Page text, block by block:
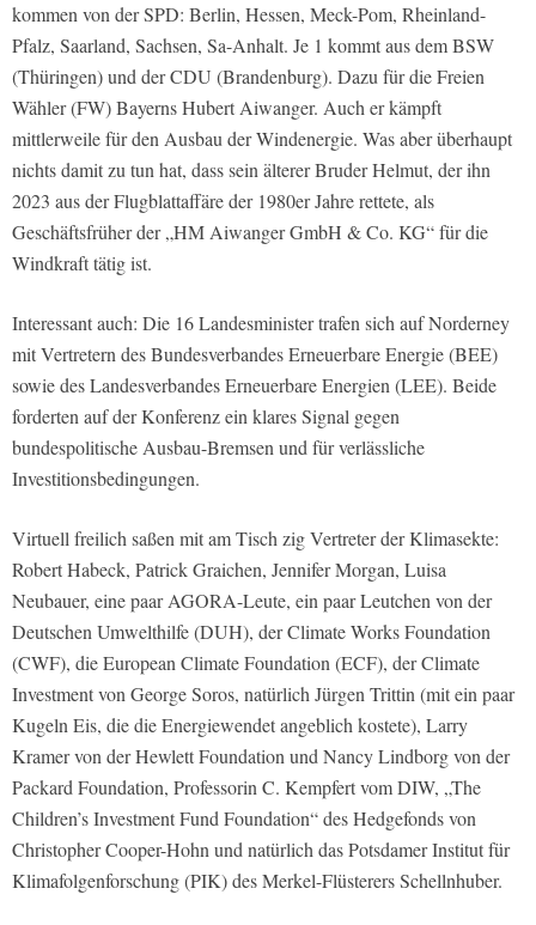
kommen von der SPD: Berlin, Hessen, Meck-Pom, Rheinland-
Pfalz, Saarland, Sachsen, Sa-Anhalt. Je 1 kommt aus dem BSW
(Thüringen) und der CDU (Brandenburg). Dazu für die Freien
Wähler (FW) Bayerns Hubert Aiwanger. Auch er kämpft
mittlerweile für den Ausbau der Windenergie. Was aber überhaupt
nichts damit zu tun hat, dass sein älterer Bruder Helmut, der ihn
2023 aus der Flugblattaffäre der 1980er Jahre rettete, als
Geschäftsfrüher der „HM Aiwanger GmbH & Co. KG“ für die
Windkraft tätig ist.
Interessant auch: Die 16 Landesminister trafen sich auf Norderney
mit Vertretern des Bundesverbandes Erneuerbare Energie (BEE)
sowie des Landesverbandes Erneuerbare Energien (LEE). Beide
forderten auf der Konferenz ein klares Signal gegen
bundespolitische Ausbau-Bremsen und für verlässliche
Investitionsbedingungen.
Virtuell freilich saßen mit am Tisch zig Vertreter der Klimasekte:
Robert Habeck, Patrick Graichen, Jennifer Morgan, Luisa
Neubauer, eine paar AGORA-Leute, ein paar Leutchen von der
Deutschen Umwelthilfe (DUH), der Climate Works Foundation
(CWF), die European Climate Foundation (ECF), der Climate
Investment von George Soros, natürlich Jürgen Trittin (mit ein paar
Kugeln Eis, die die Energiewendet angeblich kostete), Larry
Kramer von der Hewlett Foundation und Nancy Lindborg von der
Packard Foundation, Professorin C. Kempfert vom DIW, „The
Children’s Investment Fund Foundation“ des Hedgefonds von
Christopher Cooper-Hohn und natürlich das Potsdamer Institut für
Klimafolgenforschung (PIK) des Merkel-Flüsterers Schellnhuber.